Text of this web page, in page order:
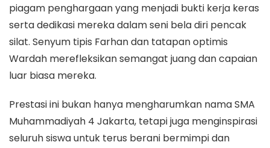
piagam penghargaan yang menjadi bukti kerja keras
serta dedikasi mereka dalam seni bela diri pencak
silat. Senyum tipis Farhan dan tatapan optimis
Wardah merefleksikan semangat juang dan capaian
luar biasa mereka.
Prestasi ini bukan hanya mengharumkan nama SMA
Muhammadiyah 4 Jakarta, tetapi juga menginspirasi
seluruh siswa untuk terus berani bermimpi dan